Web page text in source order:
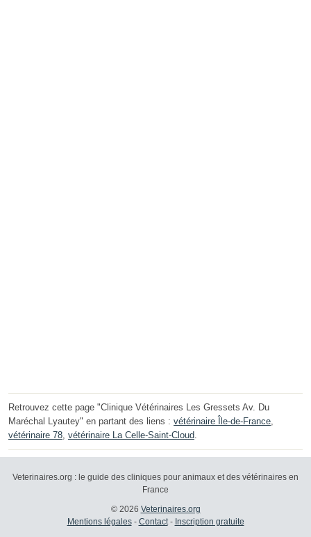
Retrouvez cette page "Clinique Vétérinaires Les Gressets Av. Du
Maréchal Lyautey" en partant des liens : vétérinaire Île-de-France
vétérinaire 78 vétérinaire La Celle-Saint-Cloud
Veterinaires.org : le guide des cliniques pour animaux et des vétérinaires en
France
© 2026 Veterinaires.org
Mentions légales- Contact- Inscription gratuite